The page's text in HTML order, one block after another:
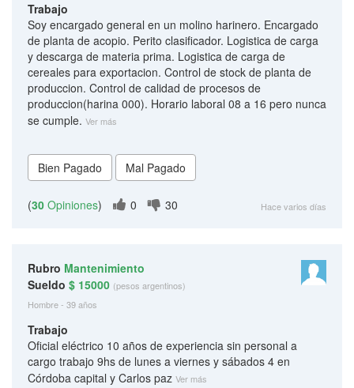
Trabajo
Soy encargado general en un molino harinero. Encargado
de planta de acopio. Perito clasificador. Logistica de carga
y descarga de materia prima. Logistica de carga de
cereales para exportacion. Control de stock de planta de
produccion. Control de calidad de procesos de
produccion(harina 000). Horario laboral 08 a 16 pero nunca
se cumple. Ver más
(30 Opiniones) 0 30 Hace varios días
Rubro Mantenimiento
Sueldo $ 15000 (pesos argentinos)
Hombre - 39 años
Trabajo
Oficial eléctrico 10 años de experiencia sin personal a
cargo trabajo 9hs de lunes a viernes y sábados 4 en
Córdoba capital y Carlos paz Ver más